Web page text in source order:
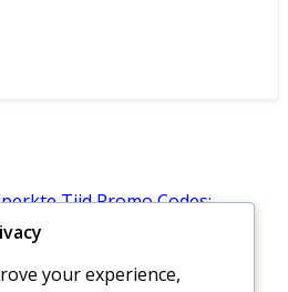
Tijd Promo Codes:
Unieke beloningen,
Era Energiecodes: Laatste
your experience,